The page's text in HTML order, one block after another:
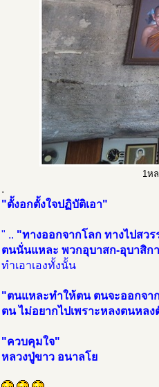
1ห
.
"ตั้งอกตั้งใจปฏิบัติเอา"
" .. "ทางออกจากโลก ทางไปสว
ตนนั่นแหละ พวกอุบาสก-อุบาสิกา
ทำเอาเองทั้งนั้น
"ตนแหละทำให้ตน ตนจะออกจ
ตน ไม่อยากไปเพราะหลงตนหลง
"ควบคุมใจ"
หลวงปู่ขาว อนาลโย